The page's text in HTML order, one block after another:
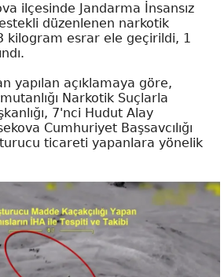
ilçesinde Jandarma İnsansız
düzenlenen narkotik
kilogram esrar ele geçirildi, 1
yapılan açıklamaya göre,
Narkotik Suçlarla
7'nci Hudut Alay
Cumhuriyet Başsavcılığı
ticareti yapanlara yönelik